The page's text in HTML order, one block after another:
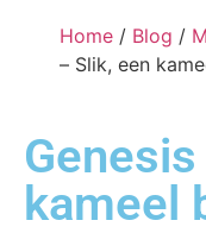
Home / Blog /
– Slik, een
kameel